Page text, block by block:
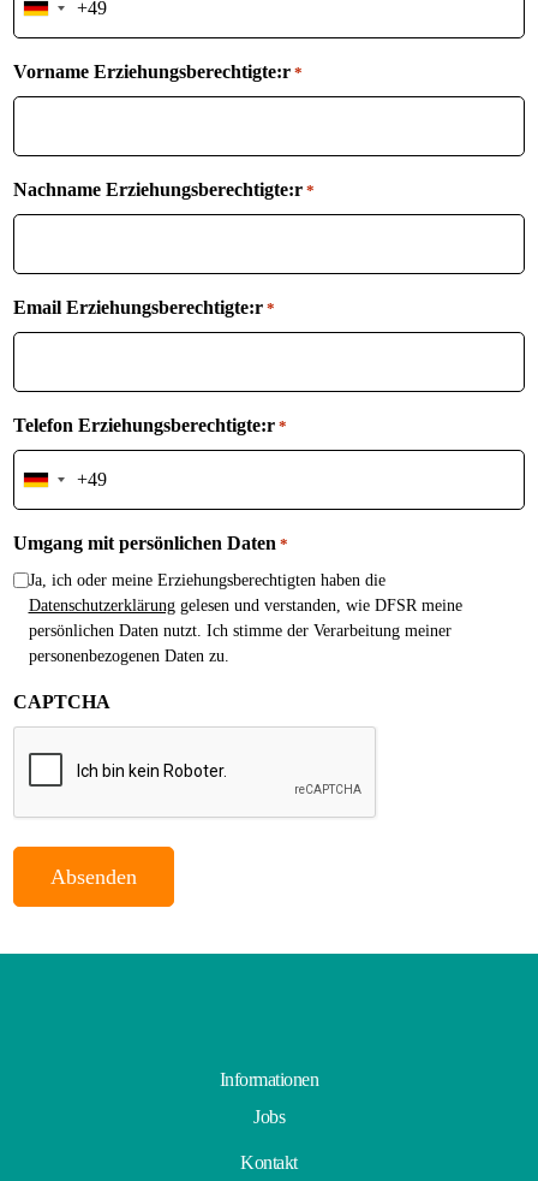
Germany
+49
Vorname Erziehungsberechtigte:r *
Nachname Erziehungsberechtigte:r *
Email Erziehungsberechtigte:r *
Telefon Erziehungsberechtigte:r *
Germany
+49
Umgang mit persönlichen Daten *
Ja, ich oder meine Erziehungsberechtigten haben die
Datenschutzerklärunggelesen und verstanden, wie DFSR meine
persönlichen Daten nutzt. Ich stimme der Verarbeitung meiner
personenbezogenen Daten zu.
CAPTCHA
Informationen
Jobs
Kontakt